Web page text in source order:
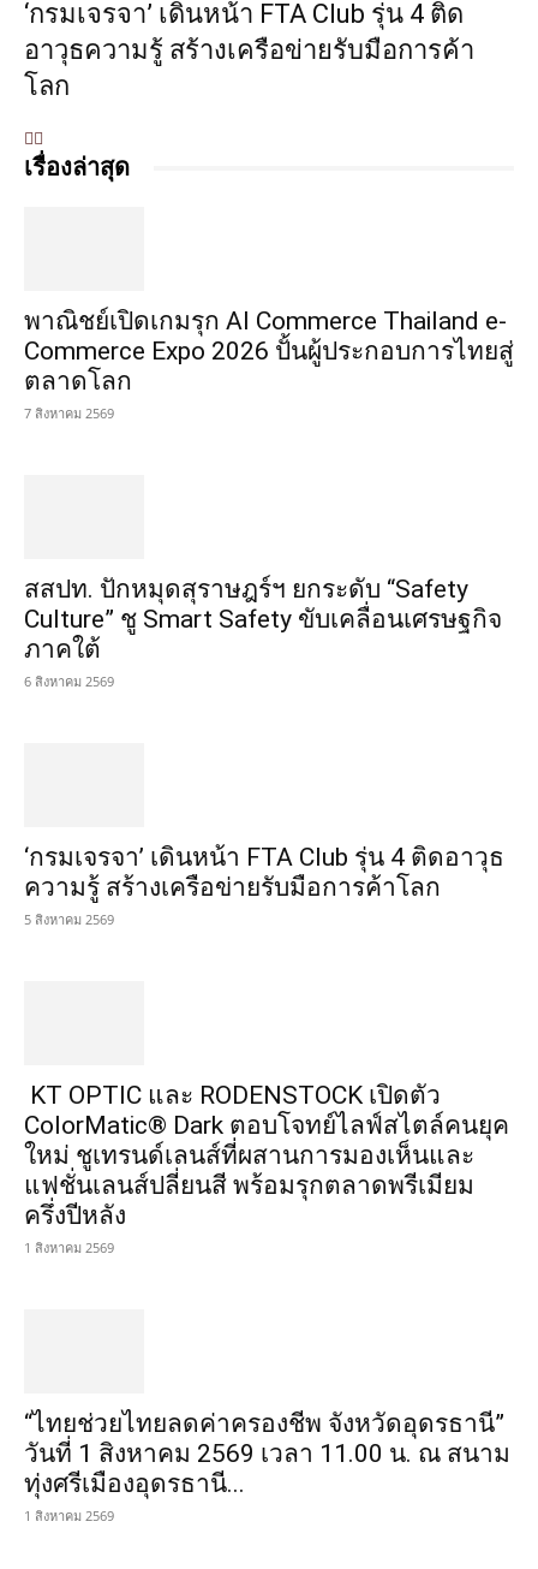
‘กรมเจรจา’ เดินหน้า FTA Club รุ่น 4 ติด
อาวุธความรู้ สร้างเครือข่ายรับมือการค้า
โลก
เรื่องล่าสุด
พาณิชย์เปิดเกมรุก AI Commerce Thailand e-
Commerce Expo 2026 ปั้นผู้ประกอบการไทยสู่
ตลาดโลก
7 สิงหาคม 2569
สสปท. ปักหมุดสุราษฎร์ฯ ยกระดับ “Safety
Culture” ชู Smart Safety ขับเคลื่อนเศรษฐกิจ
ภาคใต้
6 สิงหาคม 2569
‘กรมเจรจา’ เดินหน้า FTA Club รุ่น 4 ติดอาวุธ
ความรู้ สร้างเครือข่ายรับมือการค้าโลก
5 สิงหาคม 2569
KT OPTIC และ RODENSTOCK เปิดตัว
ColorMatic® Dark ตอบโจทย์ไลฟ์สไตล์คนยุค
ใหม่ ชูเทรนด์เลนส์ที่ผสานการมองเห็นและ
แฟชั่นเลนส์ปลี่ยนสี พร้อมรุกตลาดพรีเมียม
ครึ่งปีหลัง
1 สิงหาคม 2569
“ไทยช่วยไทยลดค่าครองชีพ จังหวัดอุดรธานี”
วันที่ 1 สิงหาคม 2569 เวลา 11.00 น. ณ สนาม
ทุ่งศรีเมืองอุดรธานี...
1 สิงหาคม 2569